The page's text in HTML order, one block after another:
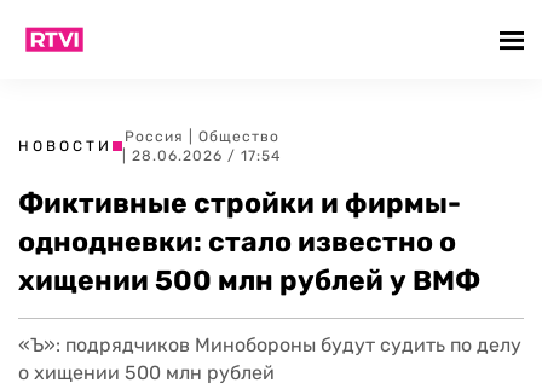
НОВОСТИ
Россия
Общество
| 28.06.2026 / 17:54
Фиктивные стройки и фирмы-
однодневки: стало известно о
хищении 500 млн рублей у ВМФ
«Ъ»: подрядчиков Минобороны будут судить по делу
о хищении 500 млн рублей